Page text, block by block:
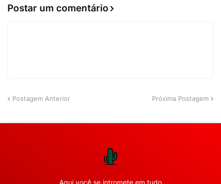
Postar um comentário
Postagem Anterior Próxima Postagem
Aqui você se intromete em tudo